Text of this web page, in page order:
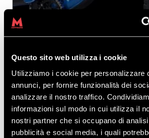
Questo sito web utilizza i cookie
Utilizziamo i cookie per personalizzare
annunci, per fornire funzionalità dei
analizzare il nostro traffico.
informazioni sul modo in cui utilizza il
nostri partner che si occupano di analisi
pubblicità e social media, i quali
L’efficienza di unaTreke
unaCommencal: scegli il
rappresenta.
a partire
da 65,00 €